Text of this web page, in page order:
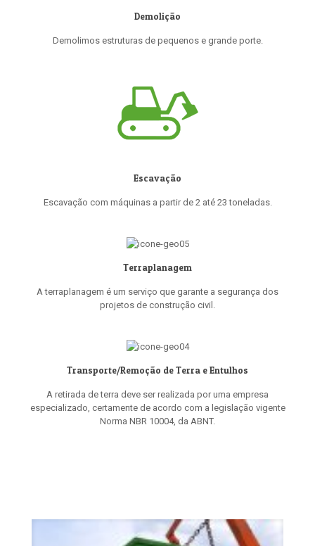
Demolição
Demolimos estruturas de pequenos e grande porte.
Escavação
Escavação com máquinas a partir de 2 até 23 toneladas.
Terraplanagem
A terraplanagem é um serviço que garante a segurança dos
projetos de construção civil.
Transporte/Remoção de Terra e Entulhos
A retirada de terra deve ser realizada por uma empresa
especializado, certamente de acordo com a legislação vigente
Norma NBR 10004, da ABNT.